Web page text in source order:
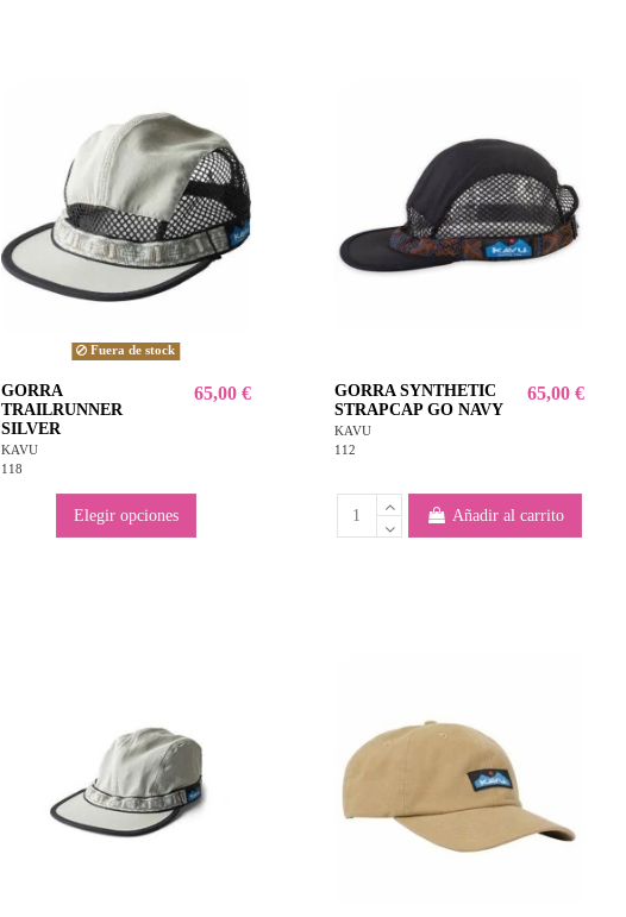
Fuera de stock
GORRA
TRAILRUNNER
SILVER
KAVU
118
65,00 €
Elegir opciones
GORRA SYNTHETIC
STRAPCAP GO NAVY
KAVU
112
65,00 €
Añadir al carrito